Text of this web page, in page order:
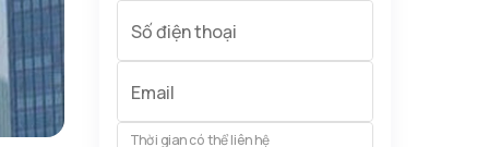
Số điện thoại
Email
Thời gian có thể liên hệ